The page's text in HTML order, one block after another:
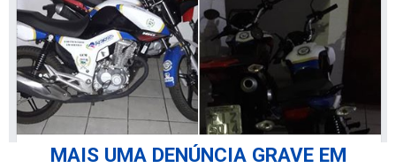
MAIS UMA DENÚNCIA GRAVE EM